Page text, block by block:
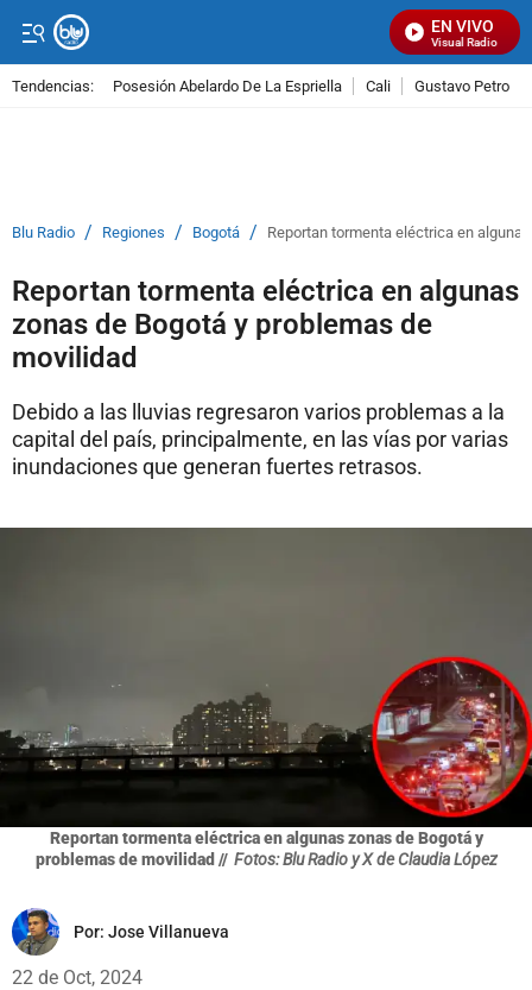
EN VIVO
Señal Visual Radio
Tendencias: Posesión Abelardo De La Espriella Cali Gustavo Petro
Blu Radio / Regiones / Bogotá / Reportan tormenta eléctrica en
Reportan tormenta eléctrica en algunas
zonas de Bogotá y problemas de
movilidad
Debido a las lluvias regresaron varios problemas a la
capital del país, principalmente, en las vías por varias
inundaciones que generan fuertes retrasos.
Reportan tormenta eléctrica en algunas zonas de Bogotá y
problemas de movilidad // Fotos: Blu Radio y X de Claudia López
Por: Jose Villanueva
22 de Oct, 2024